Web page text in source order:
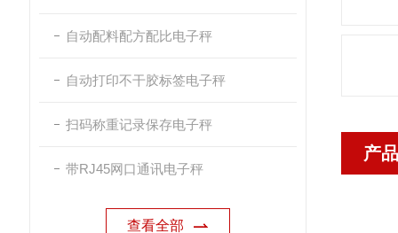
自动配料配方配比电子秤
自动打印不干胶标签电子秤
扫码称重记录保存电子秤
带RJ45网口通讯电子秤
查看全部
产